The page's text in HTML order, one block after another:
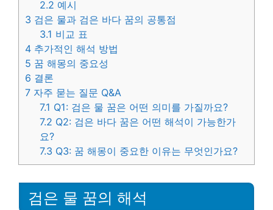
2.2 예시
3 검은 물과 검은 바다 꿈의 공통점
3.1 비교 표
4 추가적인 해석 방법
5 꿈 해몽의 중요성
6 결론
7 자주 묻는 질문 Q&A
7.1 Q1: 검은 물 꿈은 어떤 의미를 가질까요?
7.2 Q2: 검은 바다 꿈은 어떤 해석이 가능한가
요?
7.3 Q3: 꿈 해몽이 중요한 이유는 무엇인가요?
검은 물 꿈의 해석